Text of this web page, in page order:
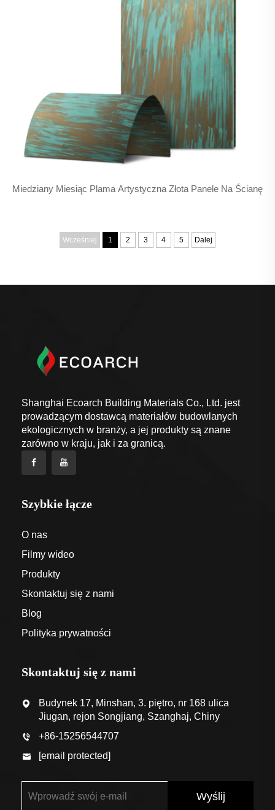
Miedziany Miesiąc Plama Artystyczna Złota Panele Na Ścianę
Wcześniej 1 2 3 4 5 Dalej
Shanghai Ecoarch Building Materials Co., Ltd. jest
prowadzącym dostawcą materiałów budowlanych
ekologicznych w branży, a jej produkty są znane
zarówno w kraju, jak i za granicą.
Szybkie łącze
O nas
Filmy wideo
Produkty
Skontaktuj się z nami
Blog
Polityka prywatności
Skontaktuj się z nami
Budynek 17, Minshan, 3. piętro, nr 168 ulica
Jiugan, rejon Songjiang, Szanghaj, Chiny
+86-15256544707
[email protected]
Wyślij